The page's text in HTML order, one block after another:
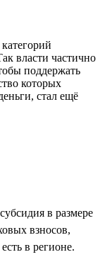
власти частично
поддержать
которых
стал ещё
в размере
взносов,
в регионе.